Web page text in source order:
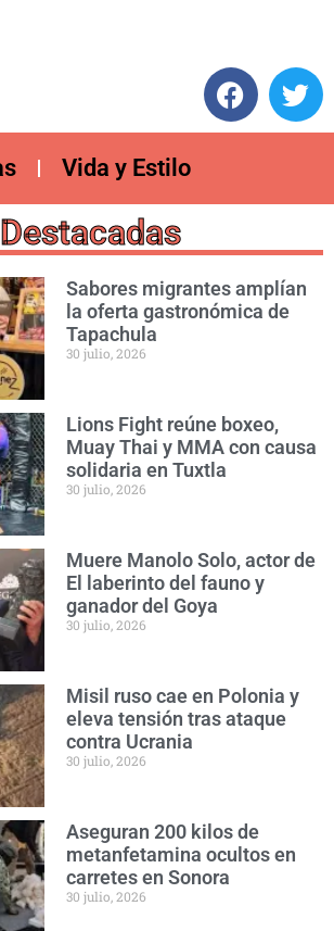
Vida y Estilo
Destacadas
Sabores migrantes amplían
la oferta gastronómica de
Tapachula
30 julio, 2026
Lions Fight reúne boxeo,
Muay Thai y MMA con causa
solidaria en Tuxtla
30 julio, 2026
Muere Manolo Solo, actor de
El laberinto del fauno y
ganador del Goya
30 julio, 2026
Misil ruso cae en Polonia y
eleva tensión tras ataque
contra Ucrania
30 julio, 2026
Aseguran 200 kilos de
metanfetamina ocultos en
carretes en Sonora
30 julio, 2026